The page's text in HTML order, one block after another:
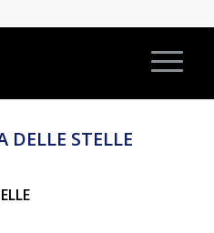
DELLE STELLE